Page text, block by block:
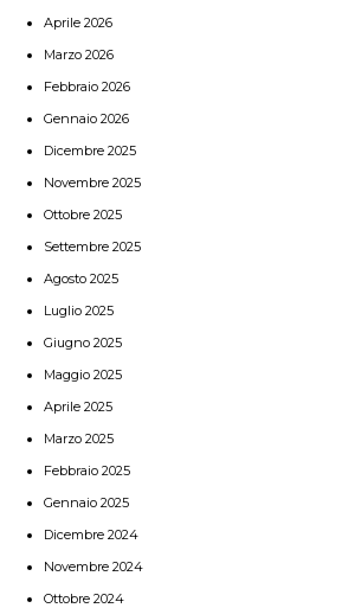
Aprile 2026
Marzo 2026
Febbraio 2026
Gennaio 2026
Dicembre 2025
Novembre 2025
Ottobre 2025
Settembre 2025
Agosto 2025
Luglio 2025
Giugno 2025
Maggio 2025
Aprile 2025
Marzo 2025
Febbraio 2025
Gennaio 2025
Dicembre 2024
Novembre 2024
Ottobre 2024